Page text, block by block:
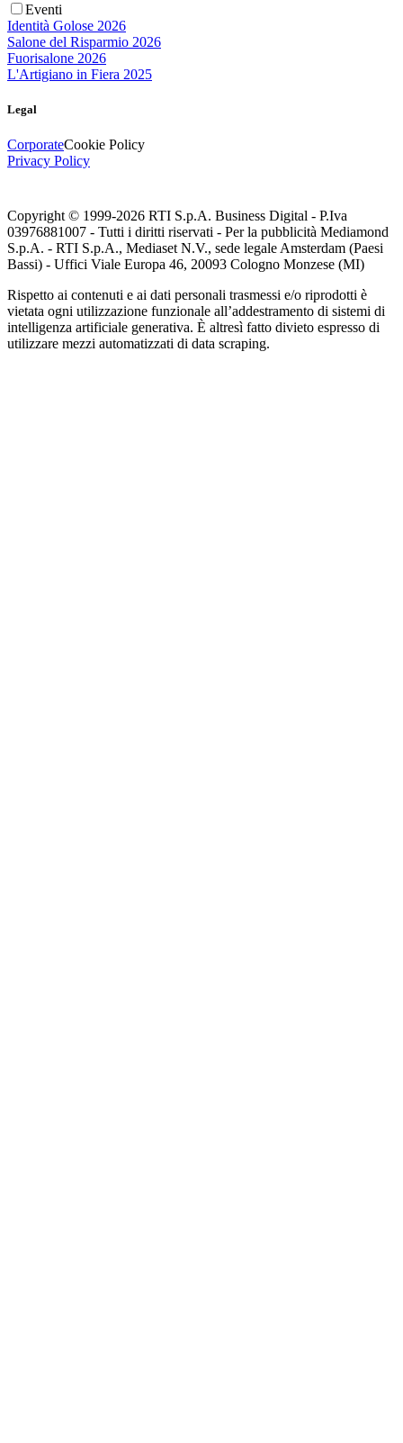
Eventi
Identità Golose 2026
Salone del Risparmio 2026
Fuorisalone 2026
L'Artigiano in Fiera 2025
Legal
CorporateCookie Policy
Privacy Policy
Copyright © 1999-2026 RTI S.p.A. Business Digital - P.Iva
03976881007 - Tutti i diritti riservati - Per la pubblicità Mediamond
S.p.A. - RTI S.p.A., Mediaset N.V., sede legale Amsterdam (Paesi
Bassi) - Uffici Viale Europa 46, 20093 Cologno Monzese (MI)
Rispetto ai contenuti e ai dati personali trasmessi e/o riprodotti è
vietata ogni utilizzazione funzionale all’addestramento di sistemi di
intelligenza artificiale generativa. È altresì fatto divieto espresso di
utilizzare mezzi automatizzati di data scraping.